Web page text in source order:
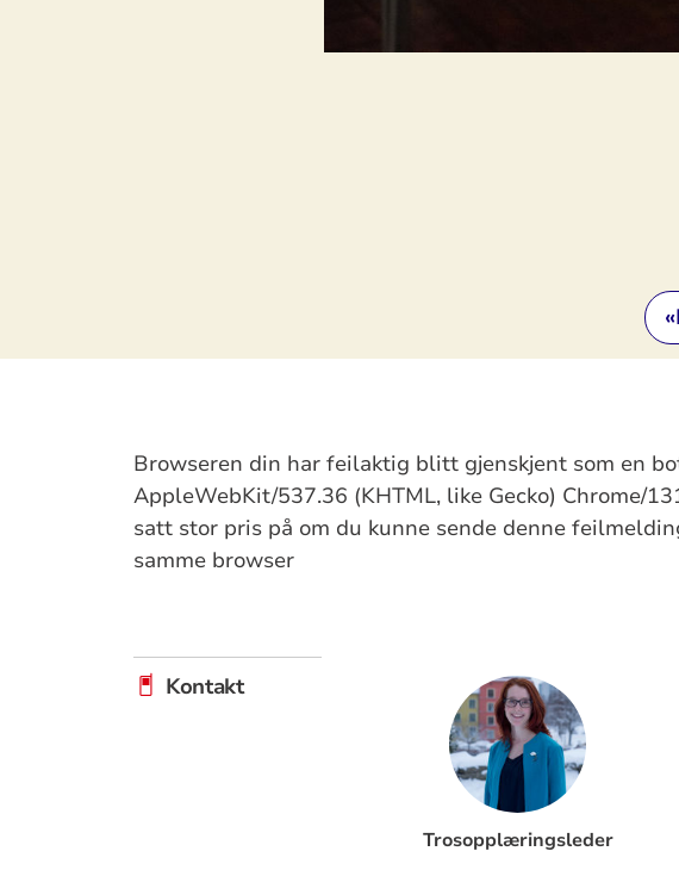
«
Browseren din har feilaktig blitt gjenskjent som en
AppleWebKit/537.36 (KHTML, like Gecko) Chrome/
satt stor pris på om du kunne sende denne
samme browser
Kontakt
Trosopplæringsleder